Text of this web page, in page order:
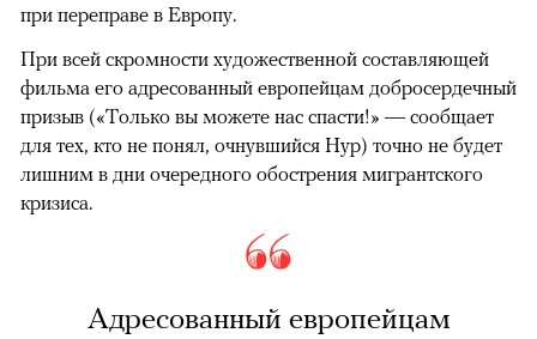
при переправе в Европу.
При всей скромности художественной составляющей
фильма его адресованный европейцам добросердечный
призыв («Только вы можете нас спасти!» — сообщает
для тех, кто не понял, очнувшийся Нур) точно не будет
лишним в дни очередного обострения мигрантского
кризиса.
Адресованный европейцам